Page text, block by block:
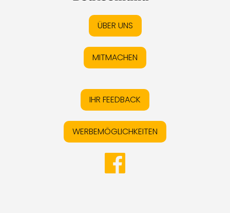
ÜBER UNS
MITMACHEN
IHR FEEDBACK
WERBEMÖGLICHKEITEN